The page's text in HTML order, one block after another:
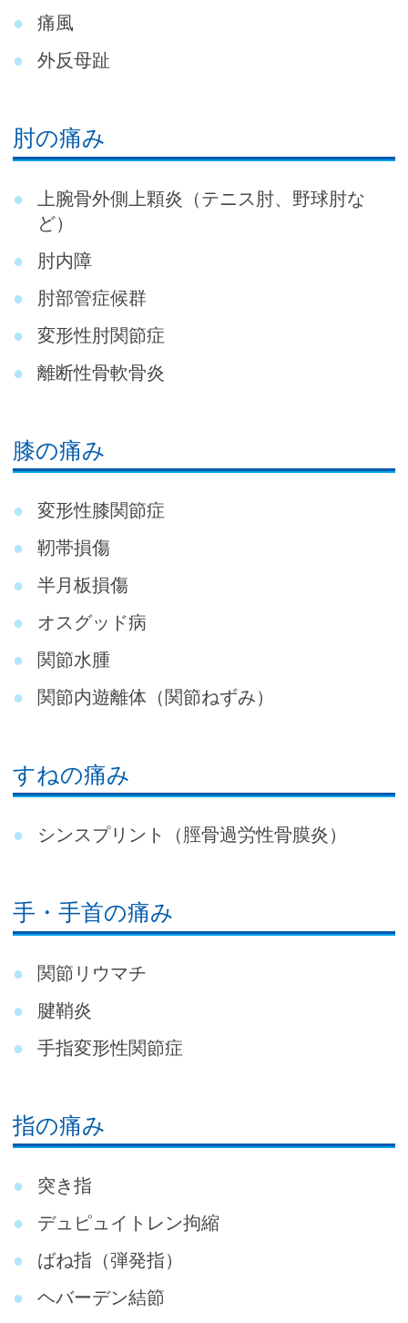
痛風
外反母趾
肘の痛み
上腕骨外側上顆炎（テニス肘、野球肘な
ど）
肘内障
肘部管症候群
変形性肘関節症
離断性骨軟骨炎
膝の痛み
変形性膝関節症
靭帯損傷
半月板損傷
オスグッド病
関節水腫
関節内遊離体（関節ねずみ）
すねの痛み
シンスプリント（脛骨過労性骨膜炎）
手・手首の痛み
関節リウマチ
腱鞘炎
手指変形性関節症
指の痛み
突き指
デュピュイトレン拘縮
ばね指（弾発指）
ヘバーデン結節